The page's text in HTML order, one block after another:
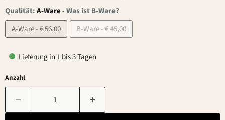
Qualität:A-Ware-Was ist B-Ware?
A-Ware - € 56,00
B-Ware - € 45,00
Lieferung in 1 bis 3 Tagen
Anzahl